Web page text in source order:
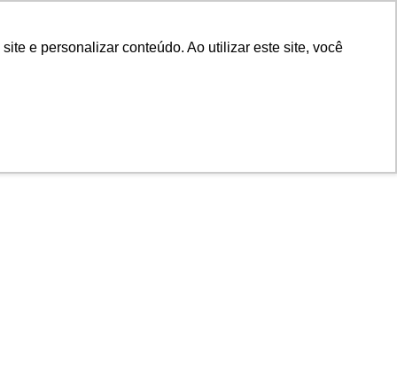
e personalizar conteúdo. Ao utilizar este site, você